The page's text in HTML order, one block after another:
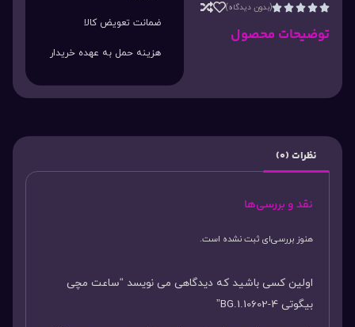




(بدون دیدگاه)
توضیحات محصول
ضمانت تعویض کالا
هزینه حمل به عهده خریدار
نظرات (0)
نقد و بررسی‌ها
هنوز بررسی‌ای ثبت نشده است.
اولین کسی باشید که دیدگاهی می نویسد “ساعت مچی
بیگوتی BG.1.10602-4”